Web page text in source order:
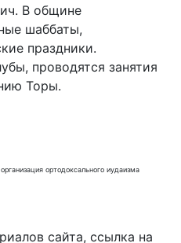
В общине
шаббаты,
праздники.
проводятся занятия
Торы.
ортодоксального иудаизма
сайта, ссылка на